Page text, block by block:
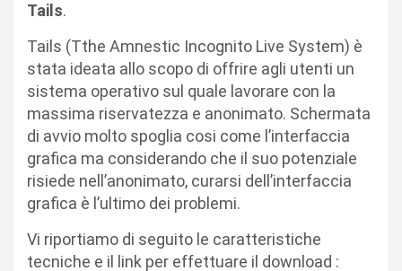
Tails.
Tails (Tthe Amnestic Incognito Live System) è
stata ideata allo scopo di offrire agli utenti un
sistema operativo sul quale lavorare con la
massima riservatezza e anonimato. Schermata
di avvio molto spoglia cosi come l’interfaccia
grafica ma considerando che il suo potenziale
risiede nell’anonimato, curarsi dell’interfaccia
grafica è l’ultimo dei problemi.
Vi riportiamo di seguito le caratteristiche
tecniche e il link per effettuare il download :